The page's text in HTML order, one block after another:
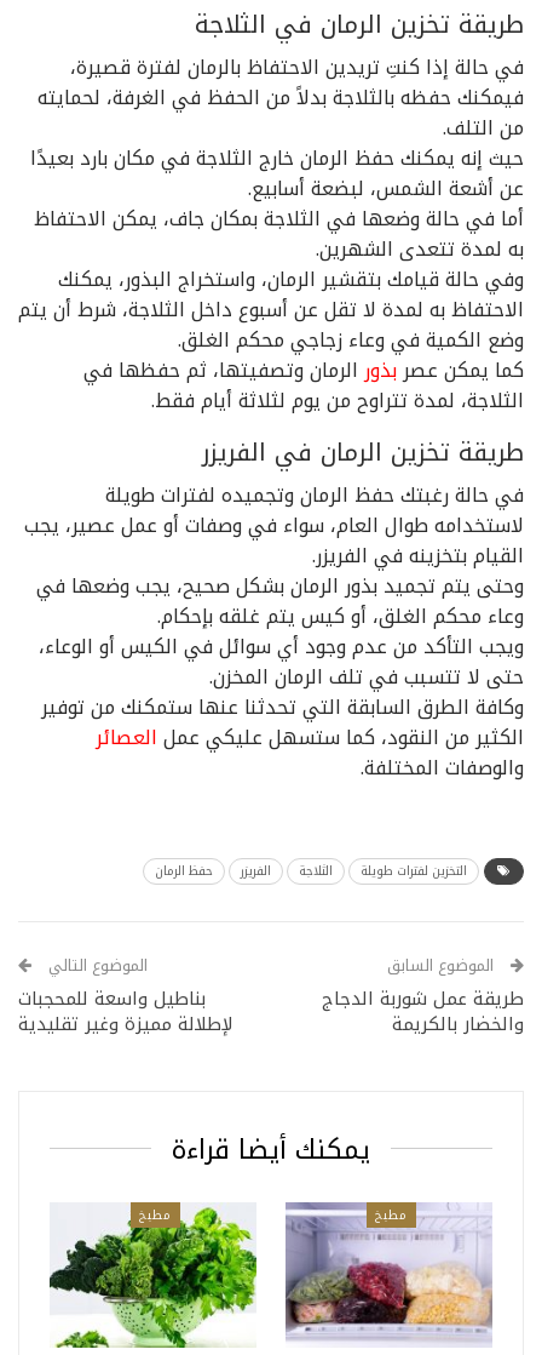
طريقة تخزين الرمان في الثلاجة
في حالة إذا كنتِ تريدين الاحتفاظ بالرمان لفترة قصيرة،
فيمكنك حفظه بالثلاجة بدلاً من الحفظ في الغرفة، لحمايته
من التلف.
حيث إنه يمكنك حفظ الرمان خارج الثلاجة في مكان بارد بعيدًا
عن أشعة الشمس، لبضعة أسابيع.
أما في حالة وضعها في الثلاجة بمكان جاف، يمكن الاحتفاظ
به لمدة تتعدى الشهرين.
وفي حالة قيامك بتقشير الرمان، واستخراج البذور، يمكنك
الاحتفاظ به لمدة لا تقل عن أسبوع داخل الثلاجة، شرط أن يتم
وضع الكمية في وعاء زجاجي محكم الغلق.
كما يمكن عصربذورالرمان وتصفيتها، ثم حفظها في
الثلاجة، لمدة تتراوح من يوم لثلاثة أيام فقط.
طريقة تخزين الرمان في الفريزر
في حالة رغبتك حفظ الرمان وتجميده لفترات طويلة
لاستخدامه طوال العام، سواء في وصفات أو عمل عصير، يجب
القيام بتخزينه في الفريزر.
وحتى يتم تجميد بذور الرمان بشكل صحيح، يجب وضعها في
وعاء محكم الغلق، أو كيس يتم غلقه بإحكام.
ويجب التأكد من عدم وجود أي سوائل في الكيس أو الوعاء،
حتى لا تتسبب في تلف الرمان المخزن.
وكافة الطرق السابقة التي تحدثنا عنها ستمكنك من توفير
الكثير من النقود، كما ستسهل عليكي عملالعصائر
والوصفات المختلفة.
التخزين لفترات طويلة الثلاجة الفريزر حفظ الرمان
الموضوع السابق
طريقة عمل شوربة الدجاج
والخضار بالكريمة
الموضوع التالي
بناطيل واسعة للمحجبات
لإطلالة مميزة وغير تقليدية
يمكنك أيضا قراءة
مطبخ مطبخ